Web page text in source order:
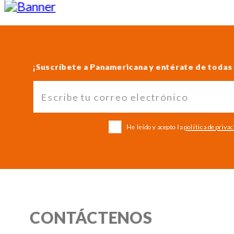
¡Suscríbete a Panamericana y entérate de
He leído y acepto la política de
CONTÁCTENOS